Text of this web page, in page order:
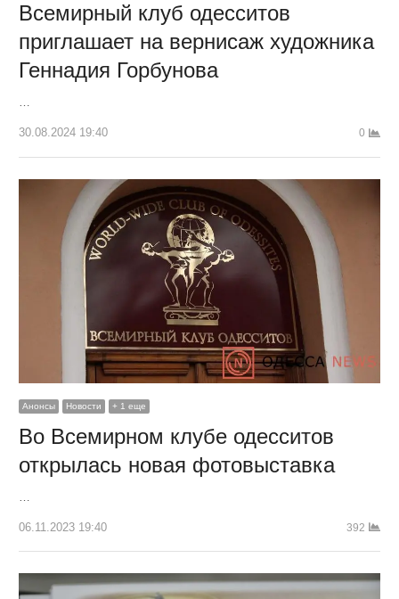
Всемирный клуб одесситов
приглашает на вернисаж художника
Геннадия Горбунова
…
30.08.2024 19:40 0
Анонсы Новости + 1 еще
Во Всемирном клубе одесситов
открылась новая фотовыставка
06.11.2023 19:40 392